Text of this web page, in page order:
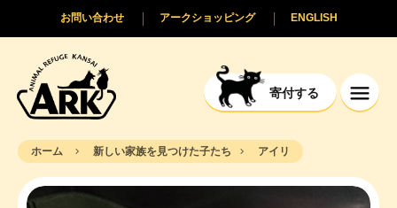
寄付する
ENGLISH
アークショッピング
お問い合わせ
ホーム 新しい家族を見つけた子たち アイリ